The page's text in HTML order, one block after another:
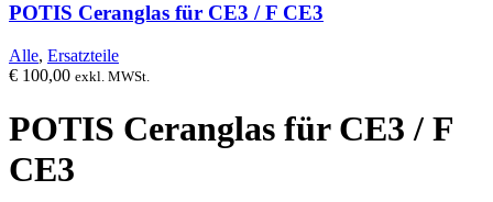
POTIS Ceranglas für CE3 / F CE3
Alle, Ersatzteile
€ 100,00 exkl. MWSt.
POTIS Ceranglas für CE3 / F
CE3